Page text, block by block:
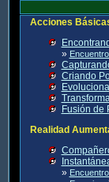
Acciones
»
Criando
Fusión de
Realidad
»